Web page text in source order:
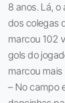
8 anos. Lá,
dos colegas
marcou 102
gols do
marcou
– No campo